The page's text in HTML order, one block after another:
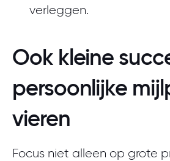
verleggen.
Ook kleine
persoonlijke
vieren
Focus niet alleen op grote